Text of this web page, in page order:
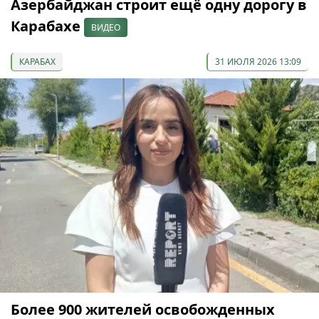
Азербайджан строит ещё одну дорогу в
Карабахе
ВИДЕО
КАРАБАХ 31 ИЮЛЯ 2026 13:09
Более 900 жителей освобожденных